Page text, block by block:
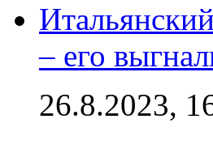
– его
26.8.2023,